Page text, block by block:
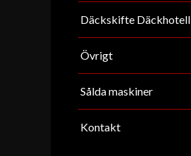
Däckskifte Däckhotell
Övrigt
Sålda maskiner
Kontakt